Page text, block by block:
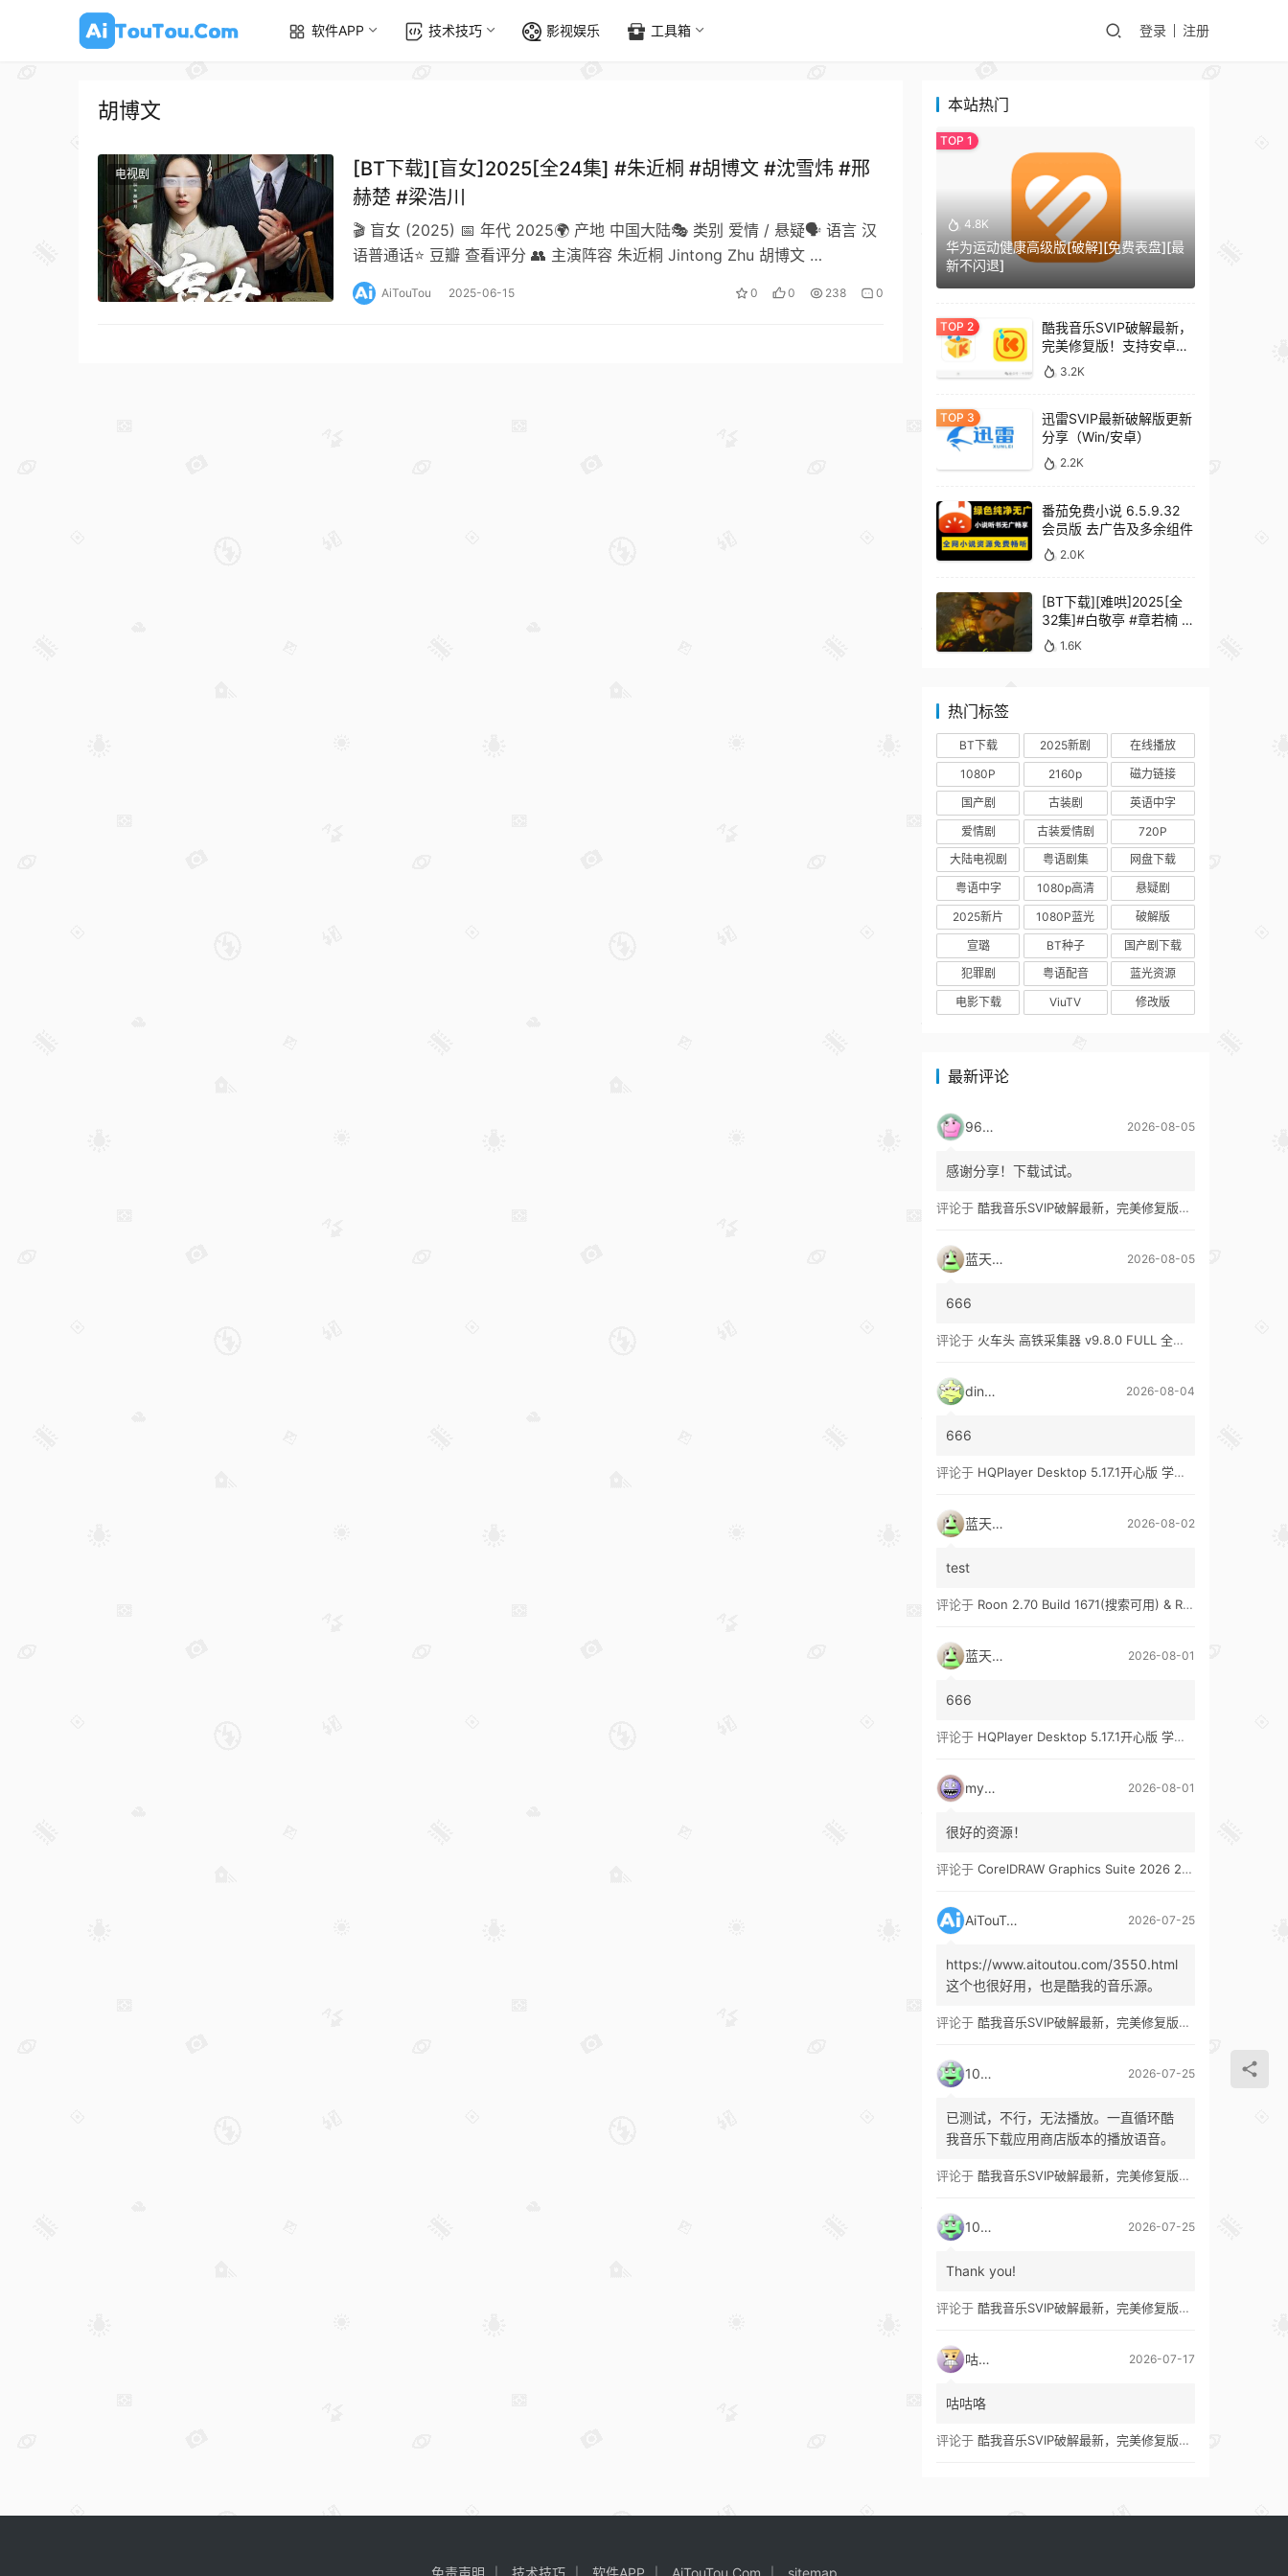
软件APP 技术技巧 影视娱乐 工具箱 登录 注册
胡博文
电视剧
[BT下载][盲女]2025[全24集] #朱近桐 #胡博文 #沈雪炜 #邢
赫楚 #梁浩川
🎬 盲女 (2025) 📅 年代 2025🌍 产地 中国大陆🎭 类别 爱情 / 悬疑🗣️ 语言 汉
语普通话⭐ 豆瓣 查看评分 👥 主演阵容 朱近桐 Jintong Zhu 胡博文 …
AiTouTou 2025-06-15 0 0 238 0
本站热门
4.8K
华为运动健康高级版[破解][免费表盘][最
新不闪退]
酷我音乐SVIP破解最新，
完美修复版！支持安卓
+车机+pc版！
3.2K
迅雷SVIP最新破解版更新
分享（Win/安卓）
2.2K
番茄免费小说 6.5.9.32
会员版 去广告及多余组件
2.0K
[BT下载][难哄]2025[全
32集]#白敬亭 #章若楠 #
何炅 #秦沛 #鲍起静
1.6K
热门标签
BT下载 2025新剧
在线播放
1080P
2160p
磁力链接
国产剧
古装剧
英语中字
爱情剧
古装爱情剧
720P
大陆电视剧
粤语剧集
网盘下载
粤语中字
1080p高清
悬疑剧
2025新片
1080P蓝光
破解版
宣璐
BT种子
国产剧下载
犯罪剧
粤语配音
蓝光资源
电影下载
ViuTV 修改版
最新评论
9627 2026-08-05
感谢分享！下载试试。
评论于 酷我音乐SVIP破解最新，完美修复版！支持安卓+车机+pc版！
蓝天真蓝 2026-08-05
666
评论于 火车头 高铁采集器 v9.8.0 FULL 全功能版（兼容win10、win11）
ding1 2026-08-04
666
评论于 HQPlayer Desktop 5.17.1开心版 学习版&HQPlayer Embedded 5.17.2开心版 学习版
蓝天真蓝 2026-08-02
test
评论于 Roon 2.70 Build 1671(搜索可用) & Roon 2.65 Build 1653 & Roon 1.8 Build 1151 Legacy 开心版 学习版
蓝天真蓝 2026-08-01
666
评论于 HQPlayer Desktop 5.17.1开心版 学习版&HQPlayer Embedded 5.17.2开心版 学习版
mypw 2026-08-01
很好的资源！
评论于 CorelDRAW Graphics Suite 2026 27.1 多语言 开心版 学习版 by KpoJIuK
AiTouTou 2026-07-25
https://www.aitoutou.com/3550.html
这个也很好用，也是酷我的音乐源。
评论于 酷我音乐SVIP破解最新，完美修复版！支持安卓+车机+pc版！
1035 2026-07-25
已测试，不行，无法播放。一直循环酷
我音乐下载应用商店版本的播放语音。
评论于 酷我音乐SVIP破解最新，完美修复版！支持安卓+车机+pc版！
1035 2026-07-25
Thank you!
评论于 酷我音乐SVIP破解最新，完美修复版！支持安卓+车机+pc版！
咕咕咯 2026-07-17
咕咕咯
评论于 酷我音乐SVIP破解最新，完美修复版！支持安卓+车机+pc版！
免责声明 技术技巧 软件APP AiTouTou.Com sitemap